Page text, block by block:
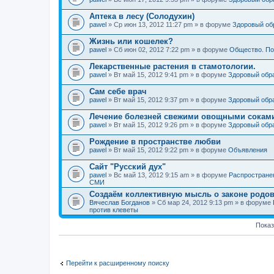
Аптека в лесу (Солодухин)
pawel » Ср июн 13, 2012 11:27 pm » в форуме Здоровый
Жизнь или кошелек?
pawel » Сб июн 02, 2012 7:22 pm » в форуме Общество.
Лекарственные растения в стамотологии.
pawel » Вт май 15, 2012 9:41 pm » в форуме Здоровый
Сам себе врач
pawel » Вт май 15, 2012 9:37 pm » в форуме Здоровый
Лечение болезней свежими овощными
pawel » Вт май 15, 2012 9:26 pm » в форуме Здоровый
Рождение в пространстве любви
pawel » Вт май 15, 2012 9:22 pm » в форуме Объявления
Сайт "Русский дух"
pawel » Вс май 13, 2012 9:15 am » в форуме
СМИ
Создаём коллективную мысль о законе
Вячеслав Богданов » Сб мар 24, 2012 9:13 pm » в форуме
против клеветы
Перейти к расширенному поиску